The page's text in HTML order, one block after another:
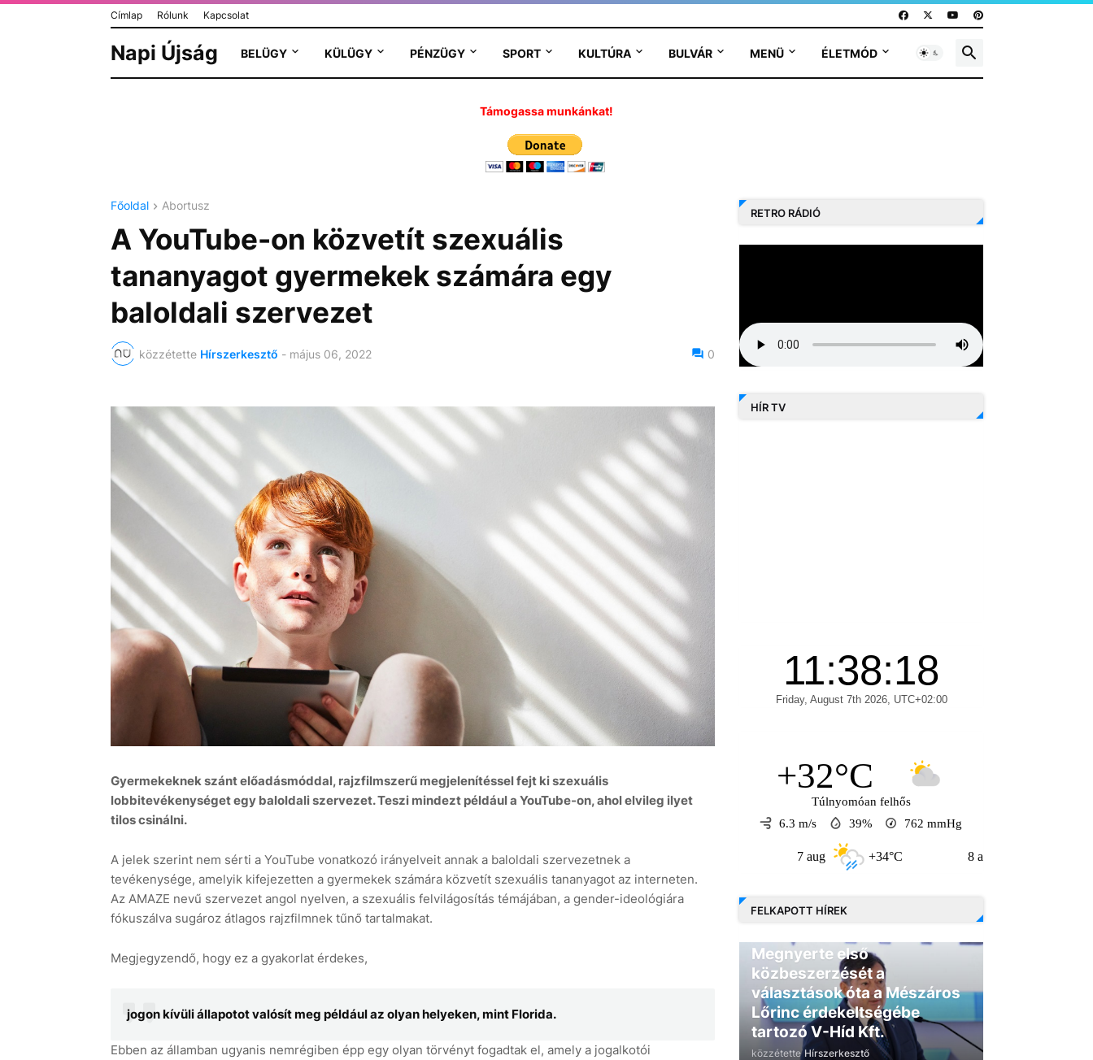
Címlap Rólunk Kapcsolat
Napi Újság BELÜGY KÜLÜGY PÉNZÜGY SPORT KULTÚRA BULVÁR MENÜ ÉLETMÓD
Támogassa munkánkat!
Főoldal Abortusz
A YouTube-on közvetít szexuális
tananyagot gyermekek számára egy
baloldali szervezet
közzétette Hírszerkesztő - május 06, 2022 0
Gyermekeknek szánt előadásmóddal, rajzfilmszerű megjelenítéssel fejt ki szexuális
lobbitevékenységet egy baloldali szervezet. Teszi mindezt például a YouTube-on, ahol elvileg ilyet
tilos csinálni.
A jelek szerint nem sérti a YouTube vonatkozó irányelveit annak a baloldali szervezetnek a
tevékenysége, amelyik kifejezetten a gyermekek számára közvetít szexuális tananyagot az interneten.
Az AMAZE nevű szervezet angol nyelven, a szexuális felvilágosítás témájában, a gender-ideológiára
fókuszálva sugároz átlagos rajzfilmnek tűnő tartalmakat.
Megjegyzendő, hogy ez a gyakorlat érdekes,
jogon kívüli állapotot valósít meg például az olyan helyeken, mint Florida.
Ebben az államban ugyanis nemrégiben épp egy olyan törvényt fogadtak el, amely a jogalkotói
RETRO RÁDIÓ
HÍR TV
+32°C
Túlnyomóan felhős
6.3 m/s
39% 762 mmHg
+34°C
FELKAPOTT HÍREK
Megnyerte első
közbeszerzését a
választások óta a Mészáros
Lőrinc érdekeltségébe
tartozó V-Híd Kft.
közzétette Hírszerkesztő